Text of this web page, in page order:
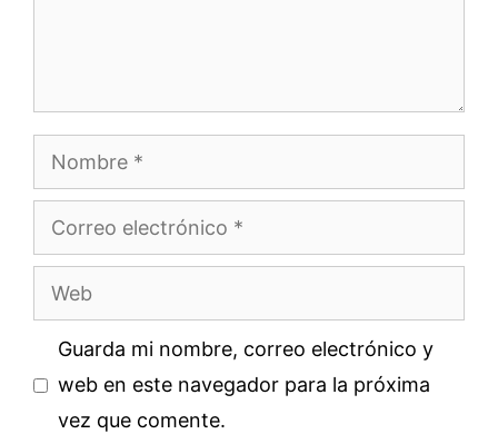
Nombre
Correo
electrónico
Web
Guarda mi nombre, correo electrónico y
web en este navegador para la próxima
vez que comente.